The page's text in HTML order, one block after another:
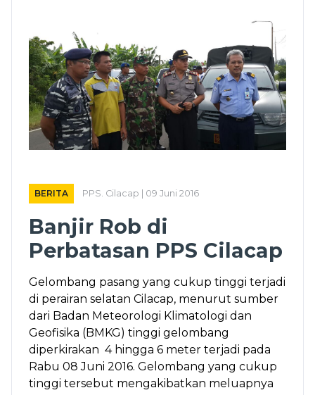
BERITA PPS. Cilacap | 09 Juni 2016
Banjir Rob di
Perbatasan PPS Cilacap
Gelombang pasang yang cukup tinggi terjadi
di perairan selatan Cilacap, menurut sumber
dari Badan Meteorologi Klimatologi dan
Geofisika (BMKG) tinggi gelombang
diperkirakan 4 hingga 6 meter terjadi pada
Rabu 08 Juni 2016. Gelombang yang cukup
tinggi tersebut mengakibatkan meluapnya